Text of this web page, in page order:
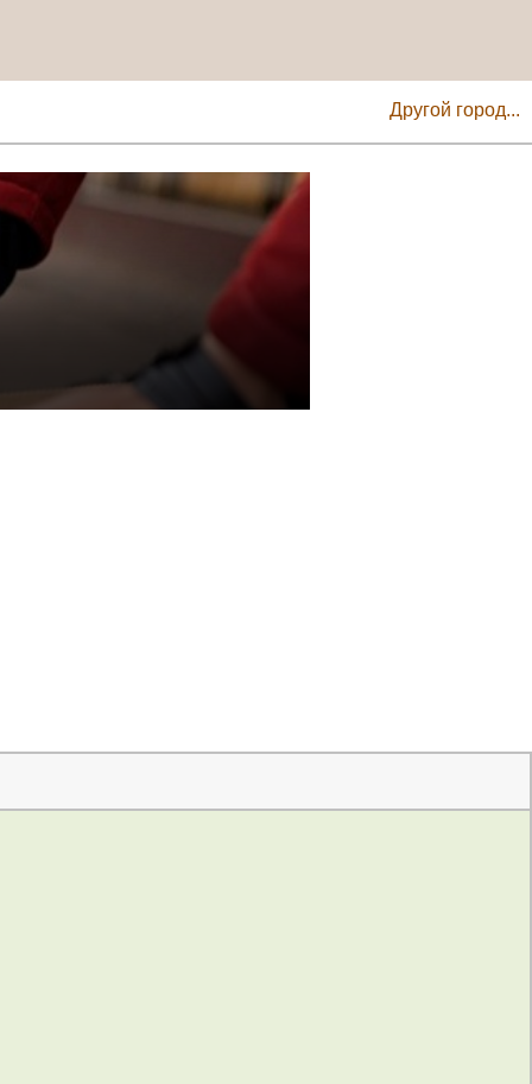
Другой город...